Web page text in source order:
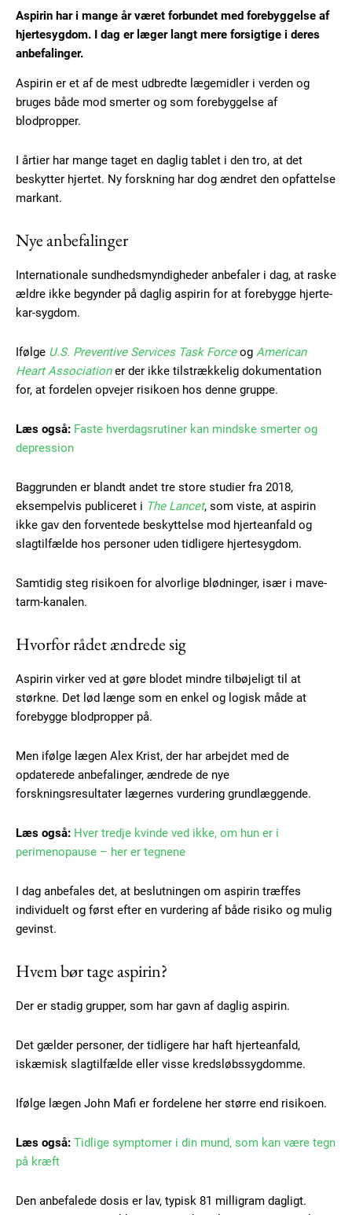
Subscription Plans
Free limited access
Aspirin har i mange år været forbundet med forebyggelse af
hjertesygdom. I dag er læger langt mere forsigtige i deres
anbefalinger.
Aspirin er et af de mest udbredte lægemidler i verden og
bruges både mod smerter og som forebyggelse af
blodpropper.
I årtier har mange taget en daglig tablet i den tro, at det
beskytter hjertet. Ny forskning har dog ændret den opfattelse
markant.
Nye anbefalinger
Internationale sundhedsmyndigheder anbefaler i dag, at raske
ældre ikke begynder på daglig aspirin for at forebygge hjerte-
kar-sygdom.
Ifølge U.S. Preventive Services Task Forceog American
Heart Associationer der ikke tilstrækkelig dokumentation
for, at fordelen opvejer risikoen hos denne gruppe.
Læs også: Faste hverdagsrutiner kan mindske smerter og
depression
Baggrunden er blandt andet tre store studier fra 2018,
eksempelvis publiceret i The Lancet, som viste, at aspirin
ikke gav den forventede beskyttelse mod hjerteanfald og
slagtilfælde hos personer uden tidligere hjertesygdom.
Samtidig steg risikoen for alvorlige blødninger, især i mave-
tarm-kanalen.
Hvorfor rådet ændrede sig
Aspirin virker ved at gøre blodet mindre tilbøjeligt til at
størkne. Det lød længe som en enkel og logisk måde at
forebygge blodpropper på.
Men ifølge lægen Alex Krist, der har arbejdet med de
opdaterede anbefalinger, ændrede de nye
forskningsresultater lægernes vurdering grundlæggende.
Læs også: Hver tredje kvinde ved ikke, om hun er i
perimenopause – her er tegnene
I dag anbefales det, at beslutningen om aspirin træffes
individuelt og først efter en vurdering af både risiko og mulig
gevinst.
Hvem bør tage aspirin?
Der er stadig grupper, som har gavn af daglig aspirin.
Det gælder personer, der tidligere har haft hjerteanfald,
iskæmisk slagtilfælde eller visse kredsløbssygdomme.
Ifølge lægen John Mafi er fordelene her større end risikoen.
Læs også: Tidlige symptomer i din mund, som kan være tegn
på kræft
Den anbefalede dosis er lav, typisk 81 milligram dagligt.